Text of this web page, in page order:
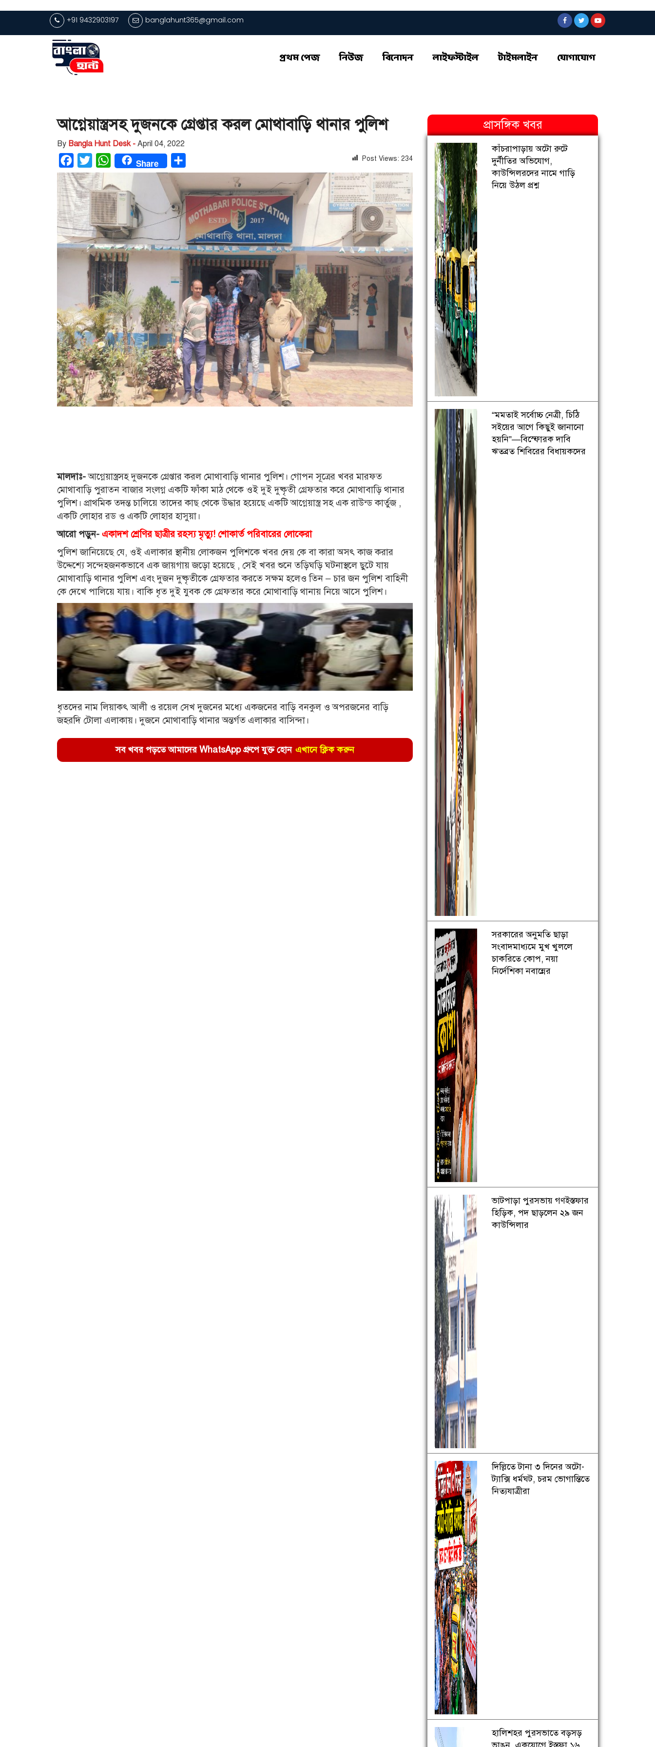
+91 9432903197 banglahunt365@gmail.com
প্রথম পেজ নিউজ বিনোদন লাইফস্টাইল টাইমলাইন যোগাযোগ
আগ্নেয়াস্ত্রসহ দুজনকে গ্রেপ্তার করল মোথাবাড়ি থানার পুলিশ
By Bangla Hunt Desk - April 04, 2022
Facebook
Twitter WhatsAppShare Post Views: 234
মালদাঃ-আগ্নেয়াস্ত্রসহ দুজনকে গ্রেপ্তার করল মোথাবাড়ি থানার পুলিশ। গোপন সূত্রের খবর মারফত
মোথাবাড়ি পুরাতন বাজার সংলগ্ন একটি ফাঁকা মাঠ থেকে ওই দুই দুষ্কৃতী গ্রেফতার করে মোথাবাড়ি থানার
পুলিশ। প্রাথমিক তদন্ত চালিয়ে তাদের কাছ থেকে উদ্ধার হয়েছে একটি আগ্নেয়াস্ত্র সহ এক রাউন্ড কার্তুজ ,
একটি লোহার রড ও একটি লোহার হাসুয়া।
আরো পড়ুন- একাদশ শ্রেণির ছাত্রীর রহস্য মৃত্যু! শোকার্ত পরিবারের লোকেরা
পুলিশ জানিয়েছে যে, ওই এলাকার স্থানীয় লোকজন পুলিশকে খবর দেয় কে বা কারা অসৎ কাজ করার
উদ্দেশ্যে সন্দেহজনকভাবে এক জায়গায় জড়ো হয়েছে , সেই খবর শুনে তড়িঘড়ি ঘটনাস্থলে ছুটে যায়
মোথাবাড়ি থানার পুলিশ এবং দুজন দুষ্কৃতীকে গ্রেফতার করতে সক্ষম হলেও তিন – চার জন পুলিশ বাহিনী
কে দেখে পালিয়ে যায়। বাকি ধৃত দুই যুবক কে গ্রেফতার করে মোথাবাড়ি থানায় নিয়ে আসে পুলিশ।
ধৃতদের নাম লিয়াকৎ আলী ও রয়েল সেখ দুজনের মধ্যে একজনের বাড়ি বনকুল ও অপরজনের বাড়ি
জহরদি টোলা এলাকায়। দুজনে মোথাবাড়ি থানার অন্তর্গত এলাকার বাসিন্দা।
সব খবর পড়তে আমাদের WhatsApp গ্রুপে যুক্ত হোন এখানে ক্লিক করুন
প্রাসঙ্গিক খবর
কাঁচরাপাড়ায় অটো রুটে
দুর্নীতির অভিযোগ,
কাউন্সিলরদের নামে গাড়ি
নিয়ে উঠল প্রশ্ন
“মমতাই সর্বোচ্চ নেত্রী, চিঠি
সইয়ের আগে কিছুই জানানো
হয়নি”—বিস্ফোরক দাবি
ঋতব্রত শিবিরের বিধায়কদের
সরকারের অনুমতি ছাড়া
সংবাদমাধ্যমে মুখ খুললে
চাকরিতে কোপ, নয়া
নির্দেশিকা নবান্নের
ভাটপাড়া পুরসভায় গণইস্তফার
হিড়িক, পদ ছাড়লেন ২৯ জন
কাউন্সিলার
দিল্লিতে টানা ৩ দিনের অটো-
ট্যাক্সি ধর্মঘট, চরম ভোগান্তিতে
নিত্যযাত্রীরা
হালিশহর পুরসভাতে বড়সড়